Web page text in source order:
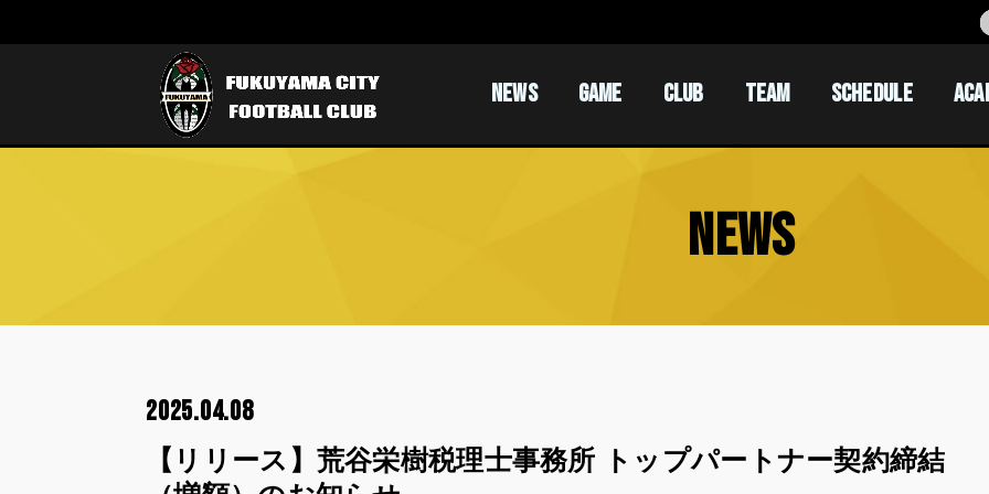
NEWS GAME CLUB TEAM SCHEDULE
NEWS
2025.04.08
【リリース】荒谷栄樹税理士事務所 トップパートナー契約締結